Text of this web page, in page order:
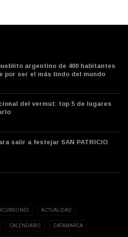
argentino de 400 habitantes
por ser el más lindo del mundo
del vermut: top 5 de lugares
salir a festejar SAN PATRICIO
ACTUALIDAD
CALENDARIO CATAMARCA